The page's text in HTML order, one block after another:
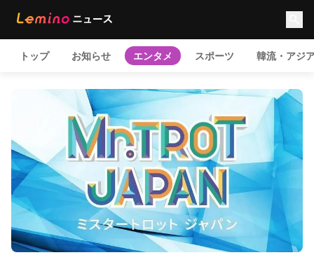
トップ お知らせ エンタメ スポーツ 韓流・アジ